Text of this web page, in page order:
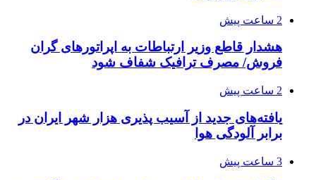
2 ساعت پیش
هشدار قاطع وزیر ارتباطات به اپراتورهای گران
فروش/ مصرف ترافیک شفاف شود
2 ساعت پیش
یافته‌های جدید از آسیب پذیری هزار شهر ایران در
برابر آلودگی هوا
3 ساعت پیش